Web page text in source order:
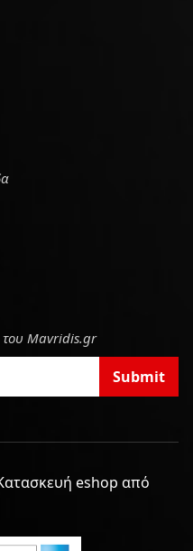
του Mavridis.gr
Submit
eshop από